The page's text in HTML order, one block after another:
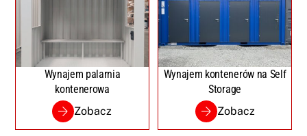
Wynajem palarnia
kontenerowa
Zobacz
Wynajem kontenerów na Self
Storage
Zobacz